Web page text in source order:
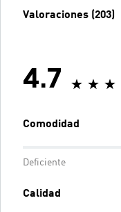
Valoraciones (203)
4.7
Comodidad
Deficiente
Calidad